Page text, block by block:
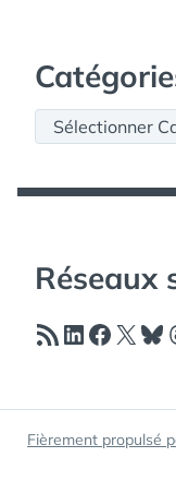
Catégories
Réseaux
Flux RSSLinkedIn
X
Fièrement propulsé